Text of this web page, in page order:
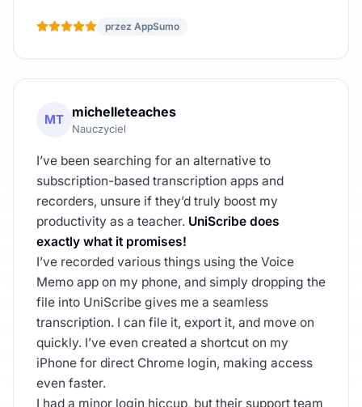
przez AppSumo
MT michelleteaches
Nauczyciel
I’ve been searching for an alternative to
subscription-based transcription apps and
recorders, unsure if they’d truly boost my
productivity as a teacher. UniScribe does
exactly what it promises!
I’ve recorded various things using the Voice
Memo app on my phone, and simply dropping the
file into UniScribe gives me a seamless
transcription. I can file it, export it, and move on
quickly. I’ve even created a shortcut on my
iPhone for direct Chrome login, making access
even faster.
I had a minor login hiccup, but their support team